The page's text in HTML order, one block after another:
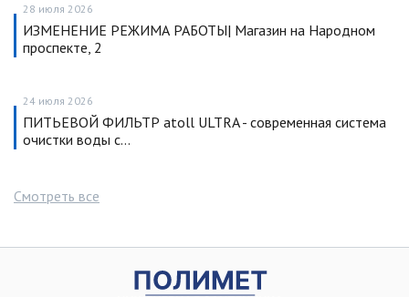
28 июля 2026
ИЗМЕНЕНИЕ РЕЖИМА РАБОТЫ| Магазин на Народном
проспекте, 2
24 июля 2026
ПИТЬЕВОЙ ФИЛЬТР atoll ULTRA - современная система
очистки воды с…
Смотреть все